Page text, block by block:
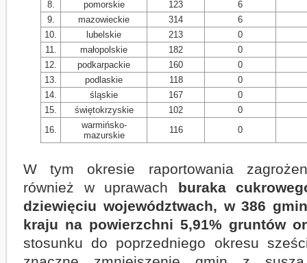
8.
pomorskie 123
6
9.
mazowieckie 314
6
10.
lubelskie 213
0
11.
małopolskie 182
0
12.
podkarpackie 160
0
13.
podlaskie 118
0
14.
śląskie 167
0
15.
świętokrzyskie 102
0
16.
warmińsko-
mazurskie
116 0
W tym okresie raportowania
również w uprawach buraka
dziewięciu województwach, w 386
kraju na powierzchni 5,91% gruntów
stosunku do poprzedniego okresu